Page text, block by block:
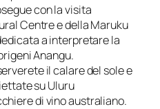
con la visita
Centre e della Maruku
a interpretare la
Anangu.
il calare del sole e
su Uluru
di vino australiano.